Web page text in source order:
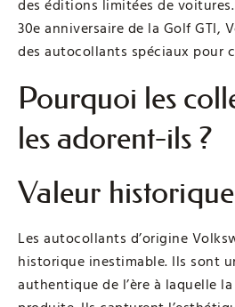
des éditions limitées de
30e anniversaire de la Golf GTI,
des autocollants spéciaux pour
Pourquoi les
les adorent-ils ?
Valeur historique
Les autocollants d’origine
historique inestimable. Ils sont
authentique de l’ère à laquelle